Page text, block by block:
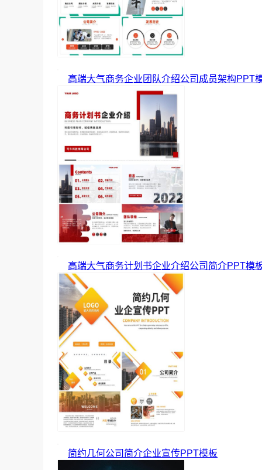
高端大气商务企业团队介绍公司成员架构PPT
高端大气商务计划书企业介绍公司简介PPT模
简约几何公司简介企业宣传PPT模板